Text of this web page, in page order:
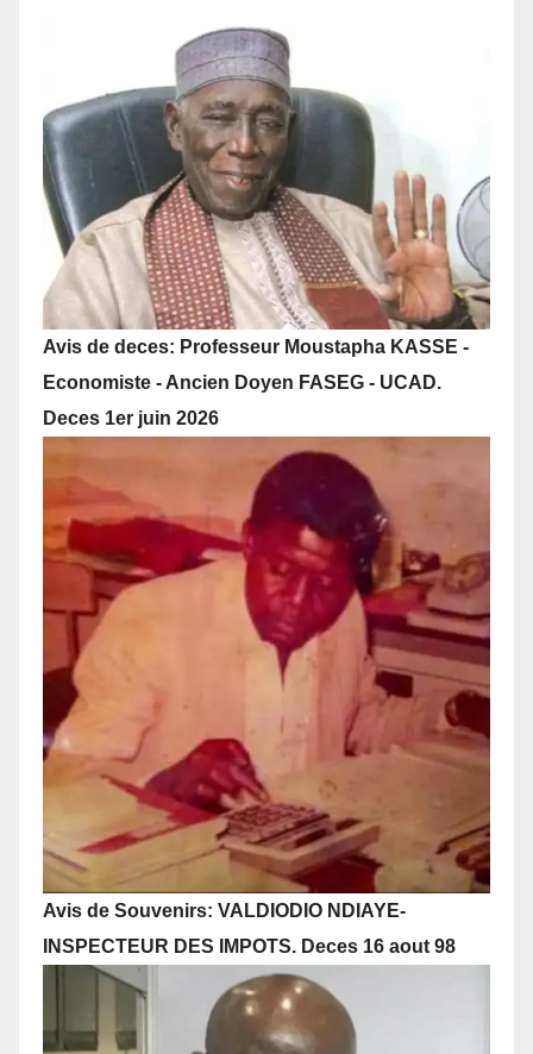
Avis de deces: Professeur Moustapha KASSE -
Economiste - Ancien Doyen FASEG - UCAD.
Deces 1er juin 2026
Avis de Souvenirs: VALDIODIO NDIAYE-
INSPECTEUR DES IMPOTS. Deces 16 aout 98